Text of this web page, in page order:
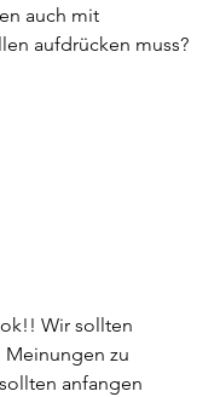
auch mit
aufdrücken muss?
Wir sollten
Meinungen zu
anfangen